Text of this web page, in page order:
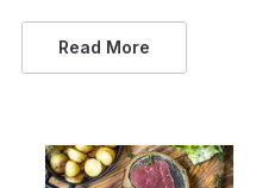
Read More